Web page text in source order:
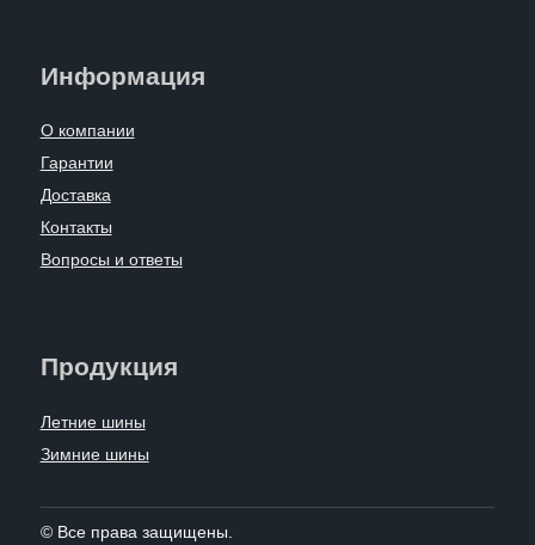
Информация
О компании
Гарантии
Доставка
Контакты
Вопросы и ответы
Продукция
Летние шины
Зимние шины
© Все права защищены.